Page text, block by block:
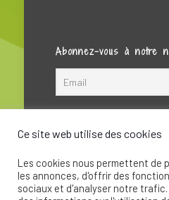
Abonnez-vous à notre
Ce site web utilise des cookies
Les cookies nous permettent de
les annonces, d'offrir des
sociaux et d'analyser notre